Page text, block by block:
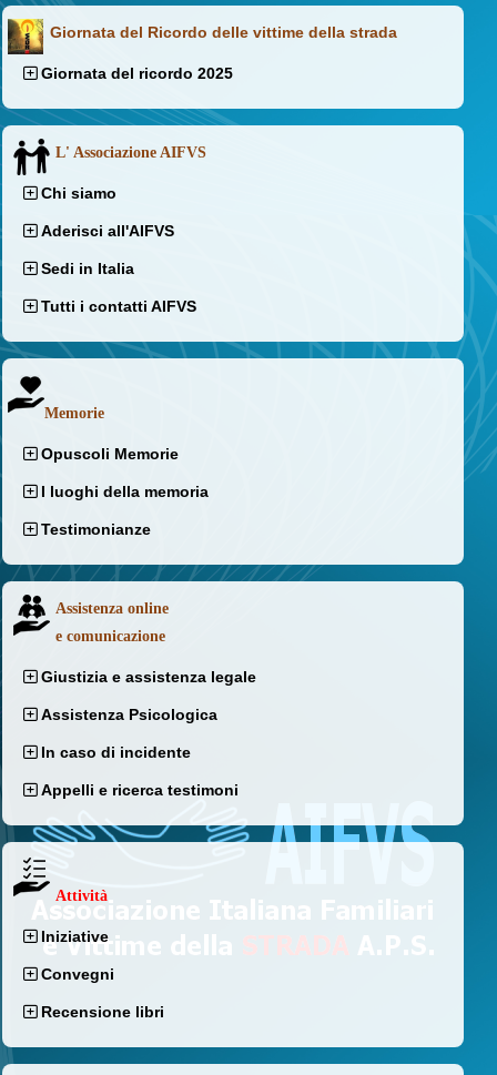
Giornata del Ricordo delle vittime della strada
Giornata del ricordo 2025
L' Associazione AIFVS
Chi siamo
Aderisci all'AIFVS
Sedi in Italia
Tutti i contatti AIFVS
Memorie
Opuscoli Memorie
I luoghi della memoria
Testimonianze
Assistenza online
e comunicazione
Giustizia e assistenza legale
Assistenza Psicologica
In caso di incidente
Appelli e ricerca testimoni
Attività
Iniziative
Convegni
Recensione libri